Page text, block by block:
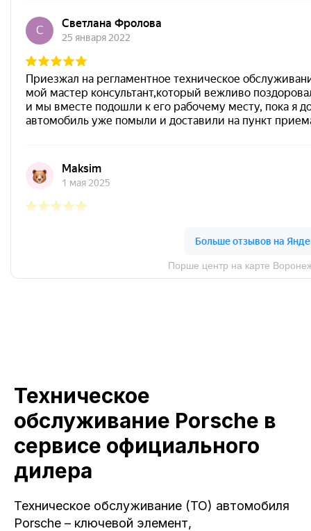
Техническое
обслуживание Porsche в
сервисе официального
дилера
Техническое обслуживание (ТО) автомобиля
Porsche – ключевой элемент,